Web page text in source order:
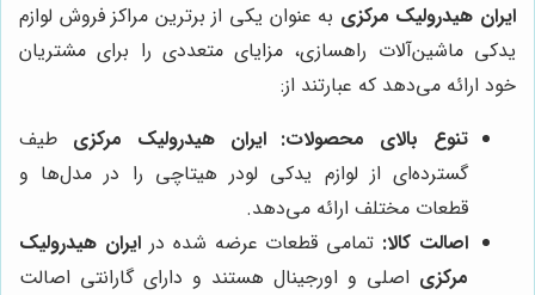
ایران هیدرولیک مرکزی به عنوان یکی از برترین مراکز فروش لوازم
یدکی ماشین‌آلات راهسازی، مزایای متعددی را برای مشتریان
خود ارائه می‌دهد که عبارتند از:
تنوع بالای محصولات: ایران هیدرولیک مرکزی طیف
گسترده‌ای از لوازم یدکی لودر هیتاچی را در مدل‌ها و
قطعات مختلف ارائه می‌دهد.
اصالت کالا: تمامی قطعات عرضه شده درایران هیدرولیک
مرکزی اصلی و اورجینال هستند و دارای گارانتی اصالت